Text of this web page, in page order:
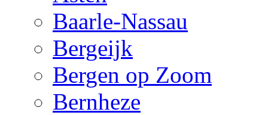
Baarle-Nassau
Bergeijk
Bergen op Zoom
Bernheze